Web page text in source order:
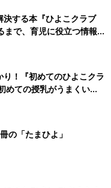
する本『ひよこクラブ
で、育児に役立つ情報が
！『初めてのひよこクラ
めての授乳がうまくい
と夏のトラブル 解決テ
の「たまひよ」